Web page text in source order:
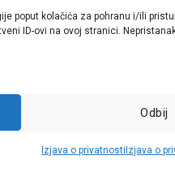
poput kolačića za pohranu i/ili
ID-ovi na ovoj stranici.
Odbij
Izjava o privatnosti Izjava o
pridržana © 2021 W.A.O.